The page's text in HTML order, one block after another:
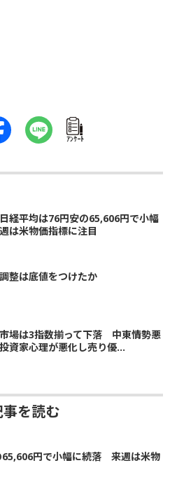
ｱﾝｹｰﾄ
日経平均は76円安の65,606円で小幅
は米物価指標に注目
整は底値をつけたか
市場は3指数揃って下落 中東情勢悪
資家心理が悪化し売り優...
事を読む
65,606円で小幅に続落 来週は米物